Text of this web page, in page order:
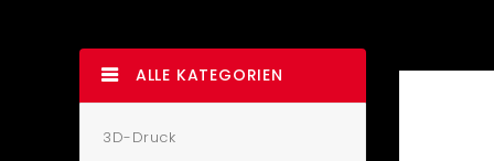
ALLE KATEGORIEN
3D-Druck